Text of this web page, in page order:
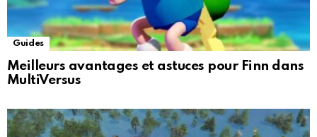
Guides
Meilleurs avantages et astuces pour Finn dans
MultiVersus